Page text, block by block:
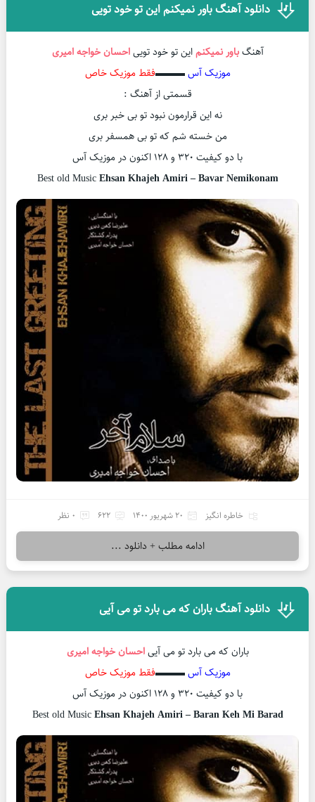
دانلود آهنگ باور نمیکنم این تو خود تویی
آهنگباور نمیکنماین تو خود توییاحسان خواجه امیری
موزیک آس▬▬▬فقط موزیک خاص
قسمتی از آهنگ :
نه این قرارمون نبود تو بی خبر بری
من خسته شم که تو بی همسفر بری
با دو کیفیت ۳۲۰ و ۱۲۸ اکنون در موزیک آس
Best old MusicEhsan Khajeh Amiri – Bavar Nemikonam
خاطره انگیز 20 شهریور 1400 622 0 نظر
ادامه مطلب + دانلود ...
دانلود آهنگ باران که می بارد تو می آیی
باران که می بارد تو می آییاحسان خواجه امیری
موزیک آس▬▬▬فقط موزیک خاص
با دو کیفیت ۳۲۰ و ۱۲۸ اکنون در موزیک آس
Best old MusicEhsan Khajeh Amiri – Baran Keh Mi Barad